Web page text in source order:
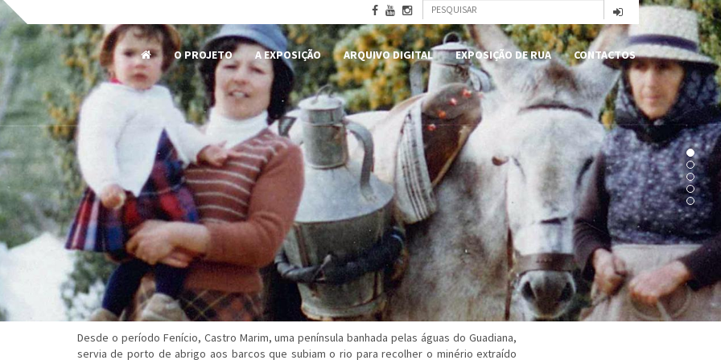
Formulário
de
pesquisa
Pesquisar
O PROJETO
A EXPOSIÇÃO ARQUIVO DIGITAL EXPOSIÇÃO DE RUA CONTACTOS
Desde o período Fenício, Castro Marim, uma península banhada pelas águas do Guadiana,
servia de porto de abrigo aos barcos que subiam o rio para recolher o minério extraído